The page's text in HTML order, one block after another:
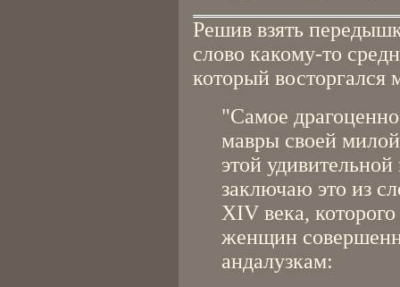
Решив взять
слово какому-то
который
"Самое
мавры своей
этой
заключаю это из
XIV века,
женщин
андалузкам: